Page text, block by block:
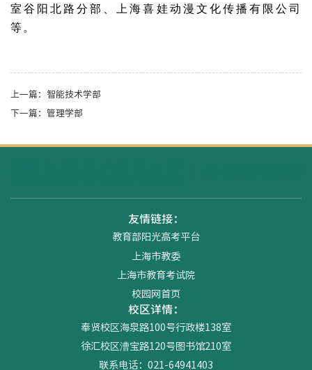
室谷阳北路分部、上海喜娃动漫文化传播有限公司
等。
上一篇： 智能技术学部
下一篇： 管理学部
友情链接：
教育部阳光高考平台
上海市教委
上海市教育考试院
校园网首页
校区详情：
奉贤校区海泉路100号行政楼138室
徐汇校区漕宝路120号图书馆210室
联系电话：021-64941403